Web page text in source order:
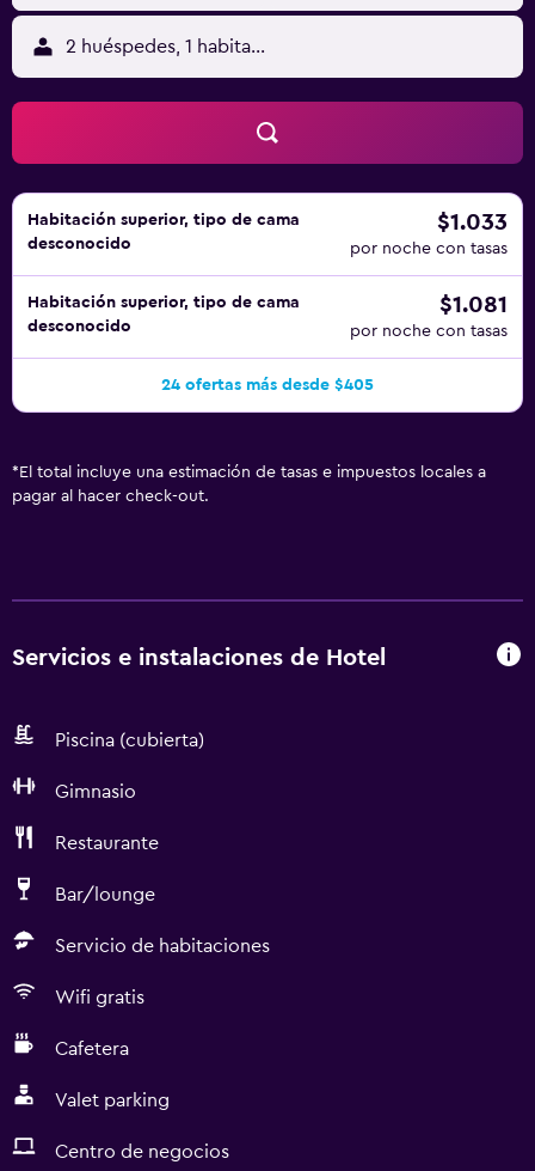
sauna y gimnasio. Se pueden practicar las actividades de
ocio y esparcimiento que se indican más abajo en las
instalaciones o cerca del alojamiento (es posible que se
aplique un recargo).
2 huéspedes, 1 habitación
Habitación superior, tipo de cama
desconocido
$1.033
por noche con tasas
Habitación superior, tipo de cama
desconocido
$1.081
por noche con tasas
24 ofertas más desde $405
* El total incluye una estimación de tasas e impuestos locales a
pagar al hacer check-out.
Servicios e instalaciones de Hotel
Piscina (cubierta)
Gimnasio
Restaurante
Bar/lounge
Servicio de habitaciones
Wifi gratis
Cafetera
Valet parking
Centro de negocios